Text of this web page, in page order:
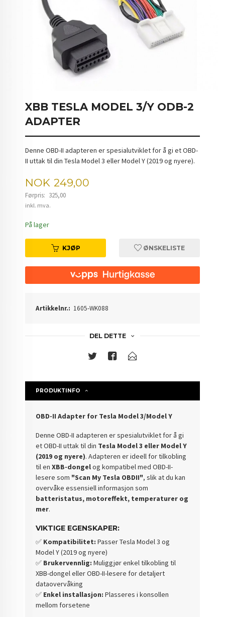
XBB TESLA MODEL 3/Y ODB-2
ADAPTER
Denne OBD-II adapteren er spesialutviklet for å gi et OBD-
II uttak til din Tesla Model 3 eller Model Y (2019 og nyere).
Tilbud
NOK 249,00
Førpris: 325,00
Rabatt
inkl. mva.
På lager
KJØP ØNSKELISTE
Artikkelnr.: 1605-WK088
DEL DETTE
PRODUKTINFO
OBD-II Adapter for Tesla Model 3/Model Y
Denne OBD-II adapteren er spesialutviklet for å gi
et OBD-II uttak til din Tesla Model 3 eller Model Y
(2019 og nyere). Adapteren er ideell for tilkobling
til enXBB-dongelog kompatibel med OBD-II-
lesere som "Scan My Tesla OBDII", slik at du kan
overvåke essensiell informasjon som
batteristatus, motoreffekt, temperaturer og
mer.
VIKTIGE EGENSKAPER:
✅ Kompatibilitet: Passer Tesla Model 3 og
Model Y (2019 og nyere)
✅ Brukervennlig: Muliggjør enkel tilkobling til
XBB-dongel eller OBD-II-lesere for detaljert
dataovervåking
✅ Enkel installasjon: Plasseres i konsollen
mellom forsetene